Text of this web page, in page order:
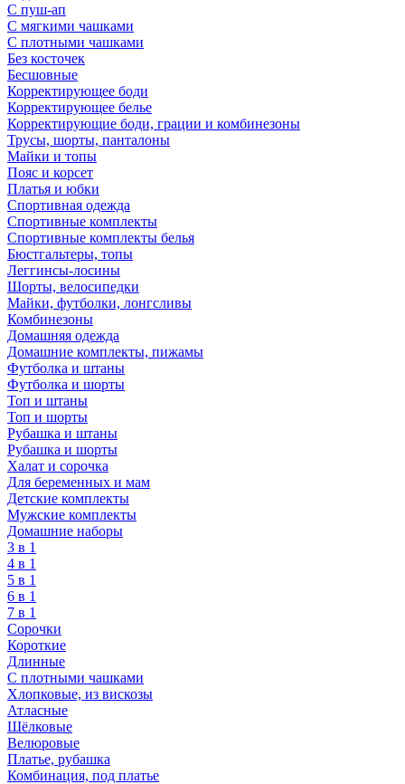
С пуш-ап
С мягкими чашками
С плотными чашками
Без косточек
Бесшовные
Корректирующее боди
Корректирующее белье
Корректирующие боди, грации и комбинезоны
Трусы, шорты, панталоны
Майки и топы
Пояс и корсет
Платья и юбки
Спортивная одежда
Спортивные комплекты
Спортивные комплекты белья
Бюстгальтеры, топы
Леггинсы-лосины
Шорты, велосипедки
Майки, футболки, лонгсливы
Комбинезоны
Домашняя одежда
Домашние комплекты, пижамы
Футболка и штаны
Футболка и шорты
Топ и штаны
Топ и шорты
Рубашка и штаны
Рубашка и шорты
Халат и сорочка
Для беременных и мам
Детские комплекты
Мужские комплекты
Домашние наборы
3 в 1
4 в 1
5 в 1
6 в 1
7 в 1
Сорочки
Короткие
Длинные
С плотными чашками
Хлопковые, из вискозы
Атласные
Шёлковые
Велюровые
Платье, рубашка
Комбинация, под платье